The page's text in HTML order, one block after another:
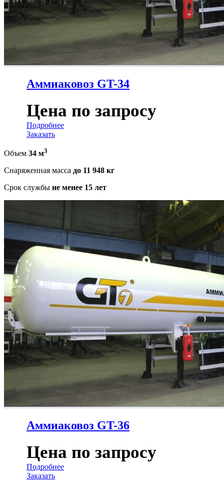
Аммиаковоз GT-34
Цена по запросу
Подробнее
Заказать
Объем 34 м3
Снаряженная масса до 11 948 кг
Срок службы не менее 15 лет
Аммиаковоз GT-36
Цена по запросу
Подробнее
Заказать